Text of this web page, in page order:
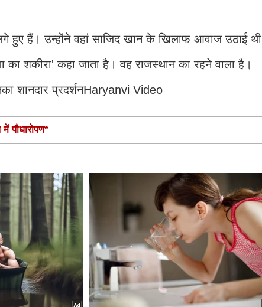
हुए हैं। उन्होंने वहां साजिद खान के खिलाफ आवाज उठाई थी
का शकीरा' कहा जाता है। वह राजस्थान का रहने वाला है।
शानदार प्रदर्शनHaryanvi Video
पौधारोपण*